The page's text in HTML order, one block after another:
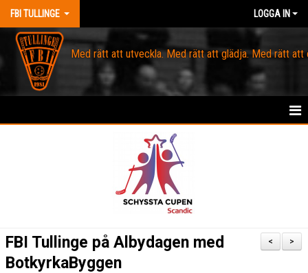
FBI TULLINGE LOGGA IN
Med rätt att utveckla. Med rätt att glädja. Med rätt att
KANSLI
>
<
FBI Tullinge på Albydagen med
BotkyrkaByggen